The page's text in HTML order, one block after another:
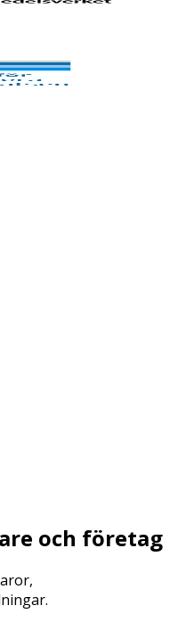
och företag